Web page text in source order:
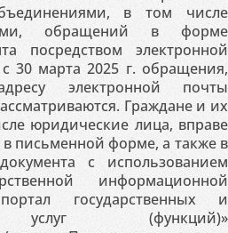
в том числе
обращений в форме
посредством электронной
30 марта 2025 г. обращения,
электронной почты
Граждане и их
юридические лица, вправе
письменной форме, а также в
с использованием
информационной
государственных и
услуг (функций)»